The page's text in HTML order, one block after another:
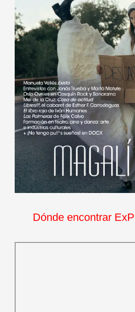
Dónde encontrar